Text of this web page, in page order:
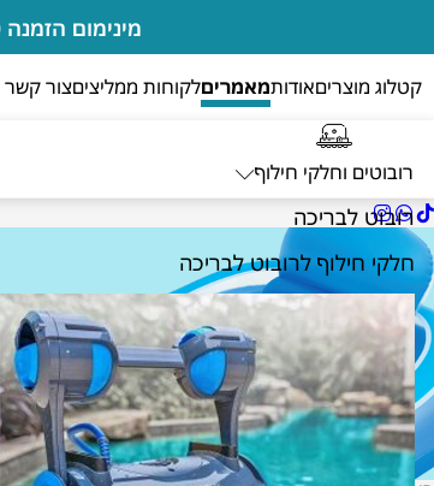
מינימום הזמנה 300 ש"ח | בדיקות מים מבוצעות במקום ללא חיוב | מעבדה מורשית של רובוטים דולפין מיטרוניקס
קטלוג מוצריםאודותמאמריםלקוחות ממליציםצור קשר
רובוטים וחלקי חילוף
רובוט לבריכה
חלקי חילוף לרובוט לבריכה